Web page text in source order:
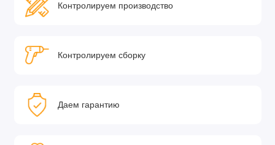
Контролируем производство
Контролируем сборку
Даем гарантию